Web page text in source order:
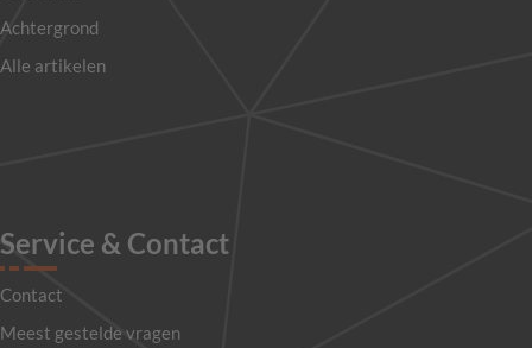
Achtergrond
Alle artikelen
Service & Contact
Contact
Meest gestelde vragen